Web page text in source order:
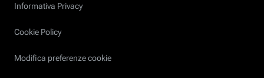
Informativa Privacy
Cookie Policy
Modifica preferenze cookie